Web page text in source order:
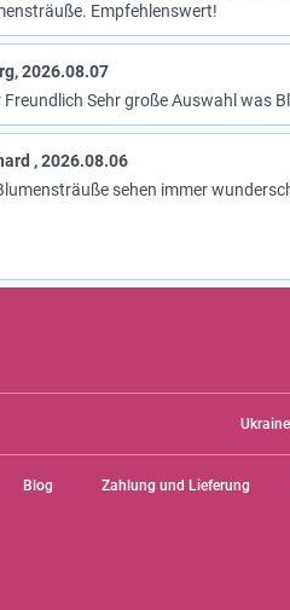
Empfehlenswert!
2026.08.07
Freundlich Sehr große Auswahl was
, 2026.08.06
sehen immer
Ukraine
Blog Zahlung und Lieferung